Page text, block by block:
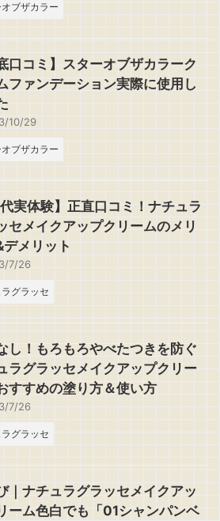
ブザカラー
口コミ】スターオブザカラーク
ファンデーション実際に使用し
10/29
ブザカラー
代実体験】正直口コミ！ナチュラ
セメイクアップクリームのメリ
デメリット
7/26
グラッセ
し！もろもろやべたつきを防ぐ
ラグラッセメイクアップクリー
すすめの塗り方＆使い方
7/26
グラッセ
｜ナチュラグラッセメイクアッ
ーム色白でも「01シャンパンベ